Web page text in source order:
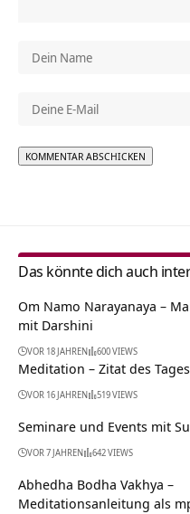
Das könnte dich auch
Om Namo Narayanaya –
mit Darshini
VOR 18 JAHREN 600 VIEWS
Meditation – Zitat des Tages
VOR 16 JAHREN 519 VIEWS
Seminare und Events mit
VOR 7 JAHREN 642 VIEWS
Abhedha Bodha Vakhya –
Meditationsanleitung als